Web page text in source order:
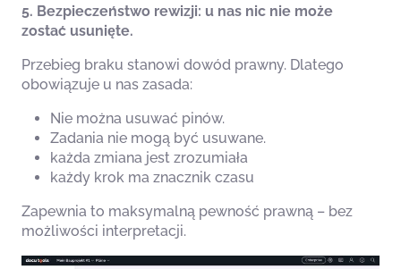
5. Bezpieczeństwo rewizji: u nas nic nie może
zostać usunięte.
Przebieg braku stanowi dowód prawny. Dlatego
obowiązuje u nas zasada:
Nie można usuwać pinów.
Zadania nie mogą być usuwane.
każda zmiana jest zrozumiała
każdy krok ma znacznik czasu
Zapewnia to maksymalną pewność prawną – bez
możliwości interpretacji.